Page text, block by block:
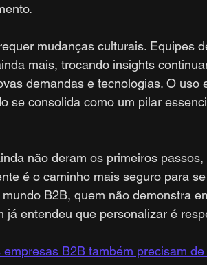
mudanças culturais. Equipes
mais, trocando insights
demandas e tecnologias. O uso
se consolida como um pilar
não deram os primeiros
é o caminho mais seguro para
B2B, quem não demonstra
já entendeu que personalizar é
empresas B2B também precisam